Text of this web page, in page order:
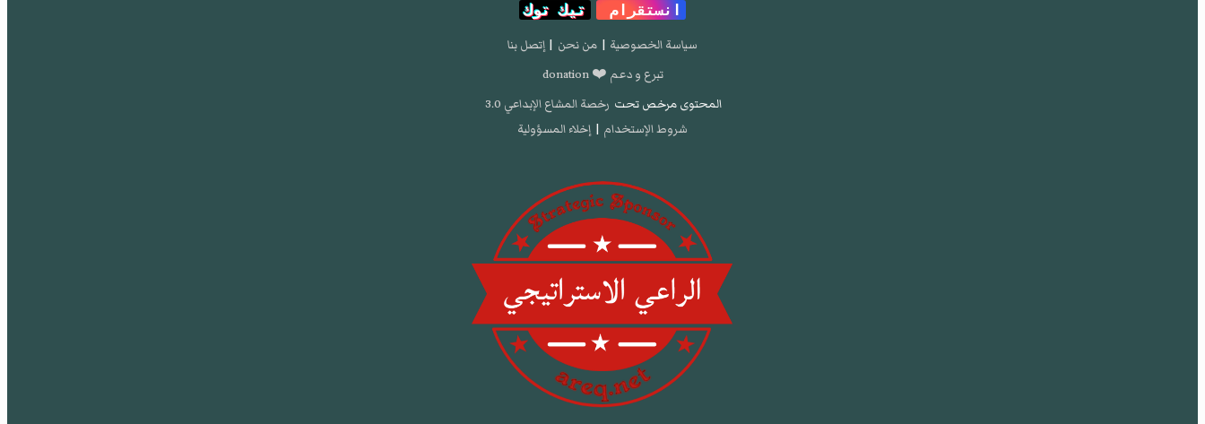
انستقرام
تيك توك
سياسة الخصوصية | من نحن | إتصل بنا
تبرع و دعم ❤️ donation
المحتوى مرخص تحت رخصة المشاع الإبداعي 3.0
شروط الإستخدام | إخلاء المسؤولية